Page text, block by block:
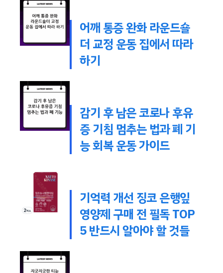
어깨 통증 완화 라운드숄
더 교정 운동 집에서 따라
하기
감기 후 남은 코로나 후유
증 기침 멈추는 법과 폐 기
능 회복 운동 가이드
기억력 개선 징코 은행잎
영양제 구매 전 필독 TOP
5 반드시 알아야 할 것들